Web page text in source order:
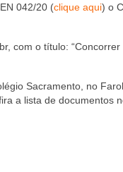
042/20 (clique aqui) o
com o título:
Sacramento, no
a lista de documentos